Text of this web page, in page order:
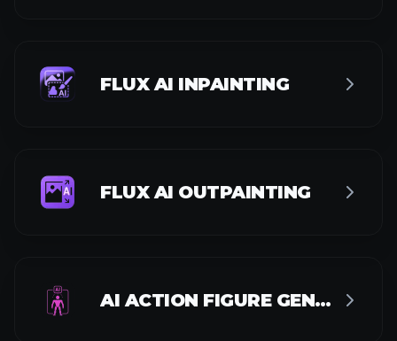
FLUX AI INPAINTING
FLUX AI OUTPAINTING
AI ACTION FIGURE GENERATOR